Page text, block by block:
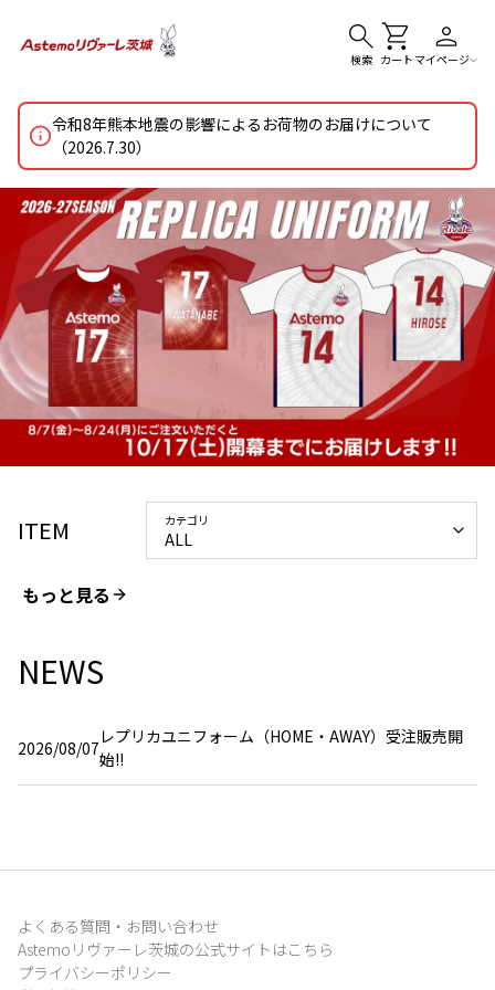
検索 カート マイページ
令和8年熊本地震の影響によるお荷物のお届けについて
（2026.7.30）
ITEM カテゴリ
ALL
もっと見る
NEWS
2026/08/07
レプリカユニフォーム（HOME・AWAY）受注販売開
始!!
よくある質問・お問い合わせ
Astemoリヴァーレ茨城の公式サイトはこちら
プライバシーポリシー